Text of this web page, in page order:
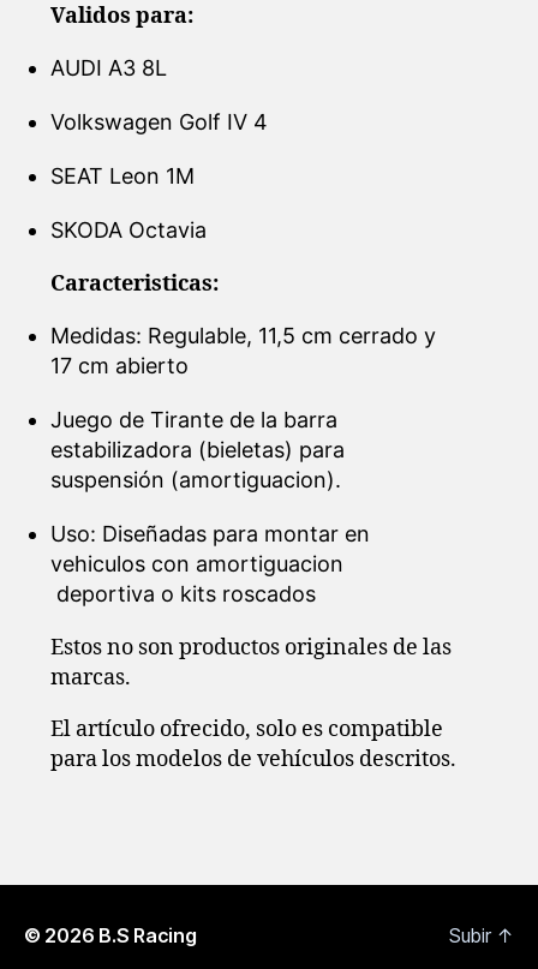
Validos para:
AUDI A3 8L
Volkswagen Golf IV 4
SEAT Leon 1M
SKODA Octavia
Caracteristicas:
Medidas: Regulable, 11,5 cm cerrado y
17 cm abierto
Juego de Tirante de la barra
estabilizadora (bieletas) para
suspensión (amortiguacion).
Uso: Diseñadas para montar en
vehiculos con amortiguacion
deportiva o kits roscados
Estos no son productos originales de las
marcas.
El artículo ofrecido, solo es compatible
para los modelos de vehículos descritos.
© 2026 B.S Racing
Subir ↑